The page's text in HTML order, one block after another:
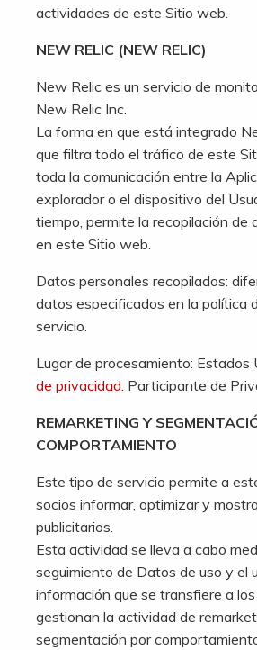
actividades de este Sitio web.
NEW RELIC (NEW RELIC)
New Relic es un servicio de
New Relic Inc.
La forma en que está integrado
que filtra todo el tráfico de este
toda la comunicación entre la
explorador o el dispositivo del
tiempo, permite la recopilación de
en este Sitio web.
Datos personales recopilados:
datos especificados en la política
servicio.
Lugar de procesamiento: Estados
de privacidad. Participante de
REMARKETING Y
COMPORTAMIENTO
Este tipo de servicio permite a
socios informar, optimizar y
publicitarios.
Esta actividad se lleva a cabo
seguimiento de Datos de uso y el
información que se transfiere a
gestionan la actividad de
segmentación por